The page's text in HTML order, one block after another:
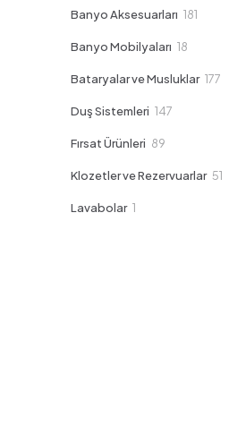
Banyo Aksesuarları 181
Banyo Mobilyaları 18
Bataryalar ve Musluklar 177
Duş Sistemleri 147
Fırsat Ürünleri 89
Klozetler ve Rezervuarlar 51
Lavabolar 1